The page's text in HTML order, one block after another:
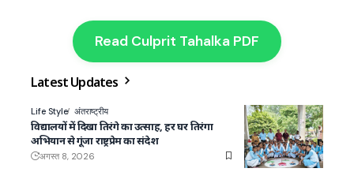
Read Culprit Tahalka PDF
Latest Updates
Life Style अंतराष्ट्रीय
विद्यालयों में दिखा तिरंगे का उत्साह, हर घर तिरंगा
अभियान से गूंजा राष्ट्रप्रेम का संदेश
अगस्त 8, 2026